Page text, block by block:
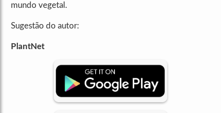
mundo vegetal.
Sugestão do autor:
PlantNet